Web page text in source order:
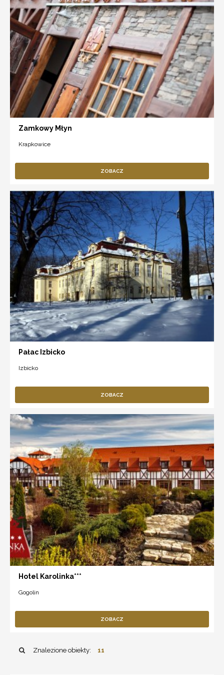
Zamkowy Młyn
Krapkowice
ZOBACZ
Pałac Izbicko
Izbicko
ZOBACZ
Hotel Karolinka***
Gogolin
ZOBACZ
Znalezione obiekty: 11